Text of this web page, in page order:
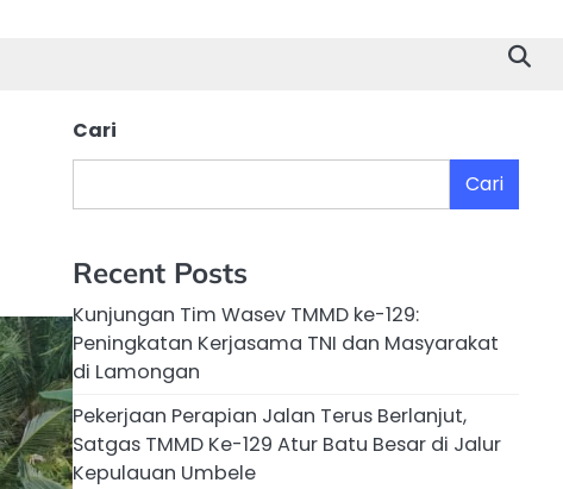
Cari
Cari
Recent Posts
Kunjungan Tim Wasev TMMD ke-129:
Peningkatan Kerjasama TNI dan Masyarakat
di Lamongan
Pekerjaan Perapian Jalan Terus Berlanjut,
Satgas TMMD Ke-129 Atur Batu Besar di Jalur
Kepulauan Umbele